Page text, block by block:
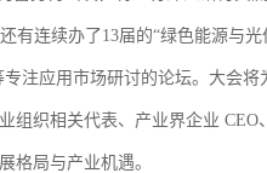
有连续办了13届的“绿色能源与
注应用市场研讨的论坛。大会
组织相关代表、产业界企业
格局与产业机遇。